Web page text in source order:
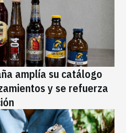
amplía su catálogo
y se refuerza